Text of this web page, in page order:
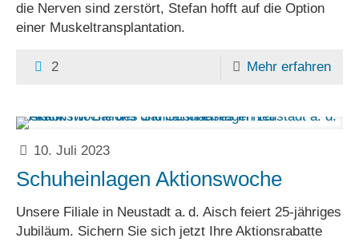
die Nerven sind zerstört, Stefan hofft auf die Option
einer Muskeltransplantation.
2 Mehr erfahren
10. Juli 2023
Schuheinlagen Aktionswoche
Unsere Filiale in Neustadt a. d. Aisch feiert 25-jähriges
Jubiläum. Sichern Sie sich jetzt Ihre Aktionsrabatte